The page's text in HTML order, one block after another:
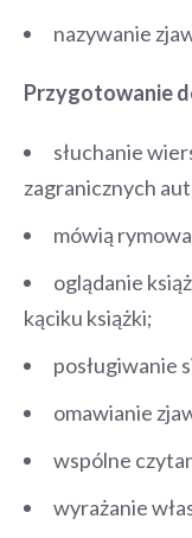
nazywanie
Przygotowanie
słuchanie
zagranicznych
mówią
oglądanie
kąciku książki;
posługiwanie
omawianie
wspólne
wyrażanie